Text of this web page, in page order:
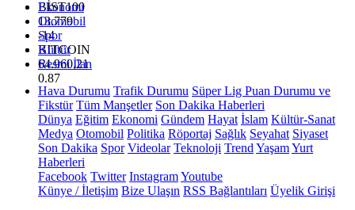
BİST100
13.779
-14
BITCOIN
64.960,21
0.87
Ekonomi
Otomobil
Spor
Kültür
Resmi İlan
Hava Durumu Trafik Durumu Süper Lig Puan Durumu ve
Fikstür Tüm Manşetler Son Dakika Haberleri
Dünya Eğitim Ekonomi Gündem Hayat İslam Kültür-Sanat
Medya Otomobil Politika Röportaj Sağlık Seyahat Siyaset
Son Dakika Spor Videolar Teknoloji Trend YaşamYurt
Haberleri
Facebook Twitter InstagramYoutube
Künye / İletişim Bize Ulaşın RSS Bağlantıları Üyelik Girişi